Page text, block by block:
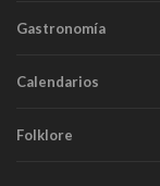
Gastronomía
Calendarios
Folklore